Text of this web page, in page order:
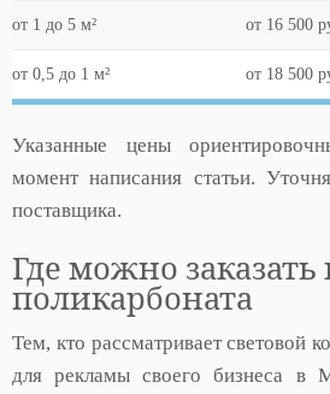
от 1 до 5 м² от 16 500
от 0,5 до 1 м² от 18 500
Указанные цены
момент написания статьи.
поставщика.
Где можно заказать
поликарбоната
Тем, кто рассматривает световой
для рекламы своего бизнеса в